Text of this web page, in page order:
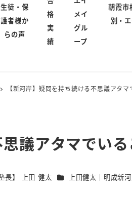
生徒・保
護者様か
らの声
格
実
績
メイ
グル
ープ
朝霞市
別・
【新河岸】疑問を持ち続ける不思議アタマ
議アタマでいる
長】 上田 健太 カテゴリー
上田健太｜明成新